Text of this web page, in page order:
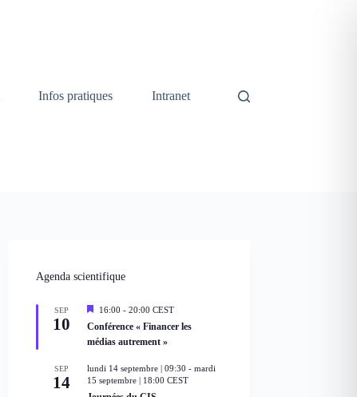
Infos pratiques Intranet
Agenda scientifique
SEP
10
M
s
e
a
v
16:00 -20:00 CEST
Conférence « Financer les
médias autrement »
SEP
14
lundi 14 septembre | 09:30 -mardi
15 septembre | 18:00 CEST